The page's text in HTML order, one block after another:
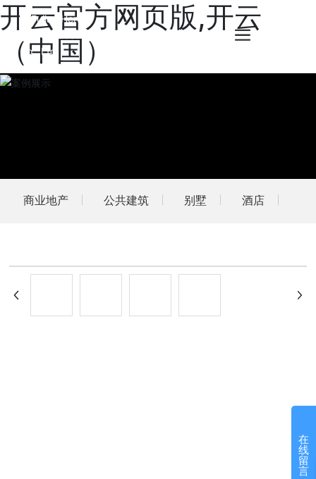
开云官方网页版,开云
（中国）
商业地产 公共建筑 别墅 酒店
在
线
留
言